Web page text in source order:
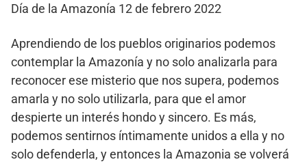
Día de la Amazonía 12 de febrero 2022
Aprendiendo de los pueblos originarios podemos
contemplar la Amazonía y no solo analizarla para
reconocer ese misterio que nos supera, podemos
amarla y no solo utilizarla, para que el amor
despierte un interés hondo y sincero. Es más,
podemos sentirnos íntimamente unidos a ella y no
solo defenderla, y entonces la Amazonia se volverá